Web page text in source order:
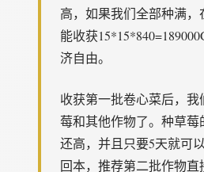
高，如果我们全部种满，
能收获
济自由。
收获第一批卷心菜后，
莓和其他作物了。种草莓
还高，并且只要5天就可
回本，推荐第二批作物